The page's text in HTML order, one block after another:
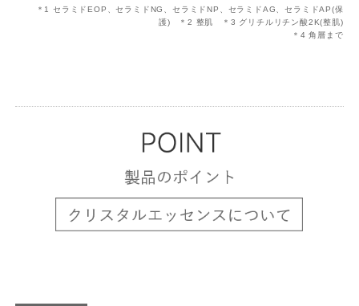
＊1 セラミドEOP、セラミドNG、セラミドNP、セラミドAG、セラミドAP(保
護) ＊2 整肌 ＊3 グリチルリチン酸2K(整肌)
＊4 角層まで